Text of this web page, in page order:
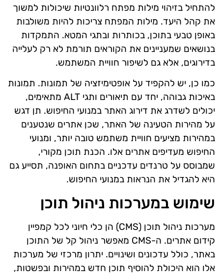
להתחיל בזיהוי מילות מפתח רלוונטיות שיכולות למשוך
את קהל היעד. מילות המפתח צריכות להיות משולבות
באופן טבעי בתוכן, בכותרות ובתגי המטא. התמקדות
בנושאים שמעניינים את הקוראים תורמת לא רק לעלייה
בדירוגים, אלא גם לשיפור חוויית המשתמש.
כמו כן, יש להקפיד על אופטימיזציה של תמונות. תמונות
באיכות גבוהה, יחד עם תיאורים ותגי ALT מתאימים,
יכולים לשדרג את דירוג האתר במנועי החיפוש. תן דגש
על מהירות הטעינה של האתר, שכן אתרים שנטענים
במהירות מציעים חוויית משתמש טובה יותר, ומנועי
החיפוש מעדיפים אתרים אלו. הכנת תוכן מקורי,
שמבוסס על טרנדים עדכניים בתחום האופנה, תסייע גם
היא להגדיל את הנראות במנועי החיפוש.
שימוש במערכות ניהול תוכן
מערכות ניהול תוכן (CMS) הן כלי חיוני לכל קמפיין
קידום אתרים. ה-CMS מאפשר ניהול קל של התוכן
באתר, כולל עדכונים ושינויים. יתרון מרכזי של מערכות
אלו הוא היכולת להוסיף תוכן חדש במהירות ובפשטות,